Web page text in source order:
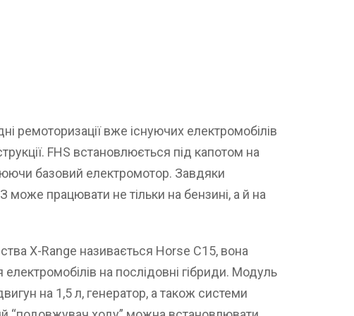
ремоторизації вже існуючих електромобілів
FHS встановлюється під капотом на
базовий електромотор. Завдяки
працювати не тільки на бензині, а й на
X-Range називається Horse C15, вона
на послідовні гібриди. Модуль
на 1,5 л, генератор, а також системи